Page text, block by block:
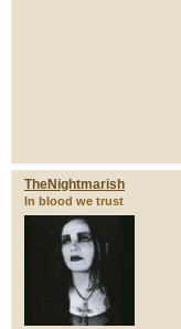
TheNightmarish
In blood we trust